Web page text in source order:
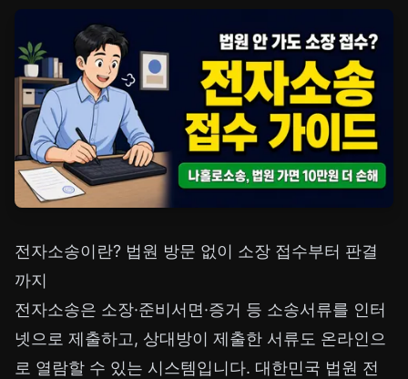
전자소송이란? 법원 방문 없이 소장 접수부터 판결
까지
전자소송은 소장·준비서면·증거 등 소송서류를 인터
넷으로 제출하고, 상대방이 제출한 서류도 온라인으
로 열람할 수 있는 시스템입니다. 대한민국 법원 전